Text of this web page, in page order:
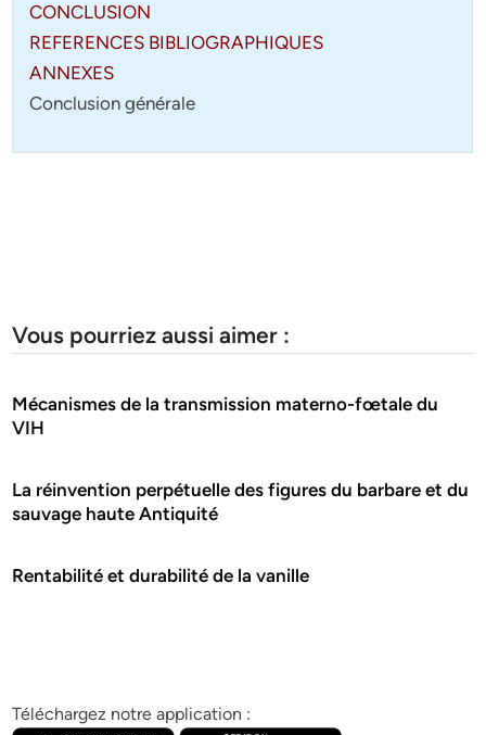
CONCLUSION
REFERENCES BIBLIOGRAPHIQUES
ANNEXES
Conclusion générale
Vous pourriez aussi aimer :
Mécanismes de la transmission materno-fœtale du
VIH
La réinvention perpétuelle des figures du barbare et du
sauvage haute Antiquité
Rentabilité et durabilité de la vanille
Téléchargez notre application :